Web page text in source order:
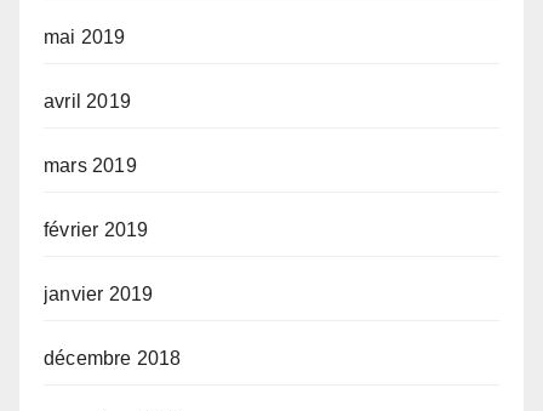
mai 2019
avril 2019
mars 2019
février 2019
janvier 2019
décembre 2018